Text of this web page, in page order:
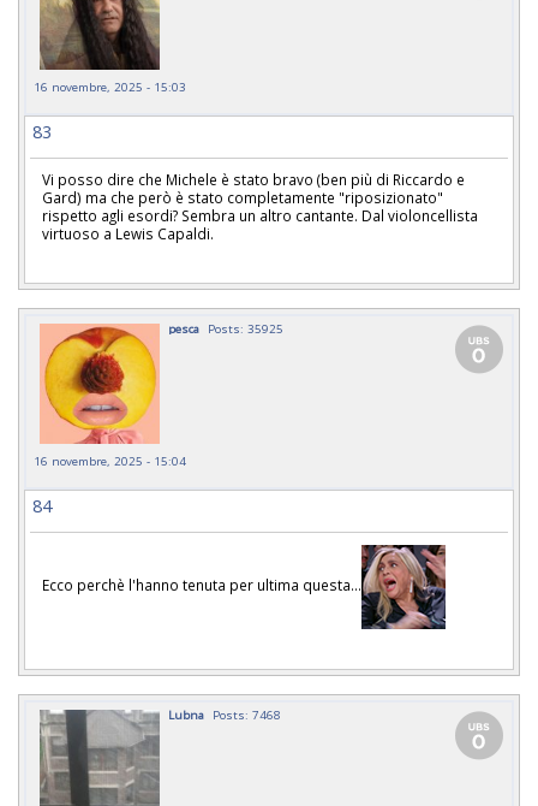
16 novembre, 2025 - 15:03
83
Vi posso dire che Michele è stato bravo (ben più di Riccardo e
Gard) ma che però è stato completamente "riposizionato"
rispetto agli esordi? Sembra un altro cantante. Dal violoncellista
virtuoso a Lewis Capaldi.
pesca Posts: 35925
16 novembre, 2025 - 15:04
84
Ecco perchè l'hanno tenuta per ultima questa...
Lubna Posts: 7468